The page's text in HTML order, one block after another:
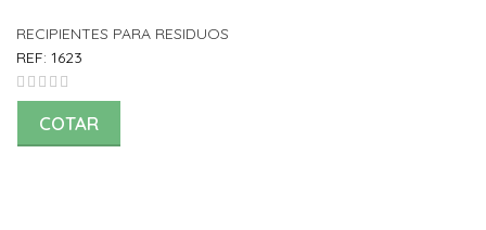
RECIPIENTES PARA RESIDUOS
REF: 1623
COTAR